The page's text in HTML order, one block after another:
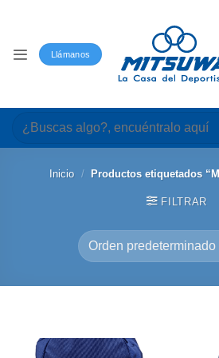
Llámanos
Buscar
por:
Inicio / Productos etiquetados
FILTRAR